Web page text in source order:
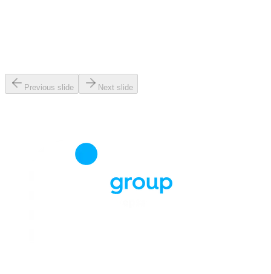
Previous slide Next slide